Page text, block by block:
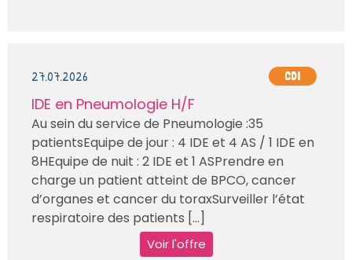
27.07.2026 CDI
IDE en Pneumologie H/F
Au sein du service de Pneumologie :35
patientsEquipe de jour : 4 IDE et 4 AS / 1 IDE en
8HEquipe de nuit : 2 IDE et 1 ASPrendre en
charge un patient atteint de BPCO, cancer
d’organes et cancer du toraxSurveiller l’état
respiratoire des patients [...]
Voir l'offre